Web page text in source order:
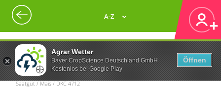
Agrar Wetter
Bayer CropScience Deutschland GmbH
Kostenlos bei Google Play
Öffnen
A-Z
Saatgut / Mais / DKC 4712